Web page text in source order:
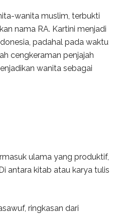
wanita muslim, terbukti
nama RA. Kartini menjadi
padahal pada waktu
cengkeraman penjajah
wanita sebagai
ulama yang produktif,
antara kitab atau karya tulis
ringkasan dari